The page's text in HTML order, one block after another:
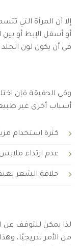
إلا أن المرأة التي
أو أسفل الإبط أو بين
في أن يكون لون
وفي الحقيقة فإن
أسباب أخرى غير
كثرة استخدام
عدم ارتداء
حلاقة الشعر
لذا يمكن للتوقف عن
من الأمر تدريجيًا،